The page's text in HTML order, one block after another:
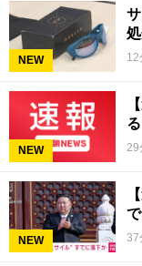
NEW 12
NEW 29
NEW 37